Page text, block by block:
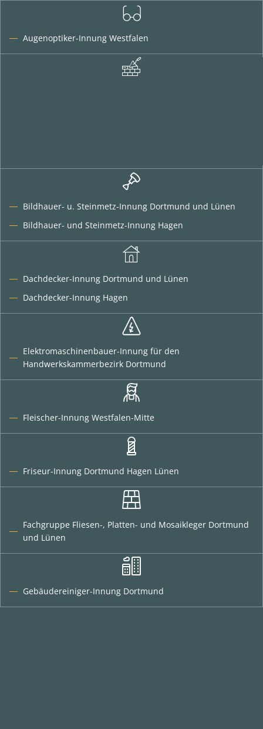
Augenoptiker-Innung Westfalen
Bildhauer- u. Steinmetz-Innung Dortmund und Lünen
Bildhauer- und Steinmetz-Innung Hagen
Dachdecker-Innung Dortmund und Lünen
Dachdecker-Innung Hagen
Elektromaschinenbauer-Innung für den
Handwerkskammerbezirk Dortmund
Fleischer-Innung Westfalen-Mitte
Friseur-Innung Dortmund Hagen Lünen
Fachgruppe Fliesen-, Platten- und Mosaikleger Dortmund
und Lünen
Gebäudereiniger-Innung Dortmund